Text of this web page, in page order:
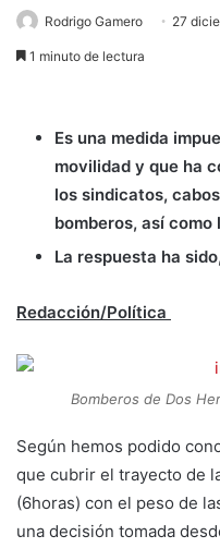
Rodrigo Gamero 27
1 minuto de lectura
Es una medida
movilidad y que ha
los sindicatos,
bomberos, así
La respuesta ha
Redacción/Política
Bomberos de Dos
Según hemos podido
que cubrir el trayecto de
(6horas) con el peso de
una decisión tomada